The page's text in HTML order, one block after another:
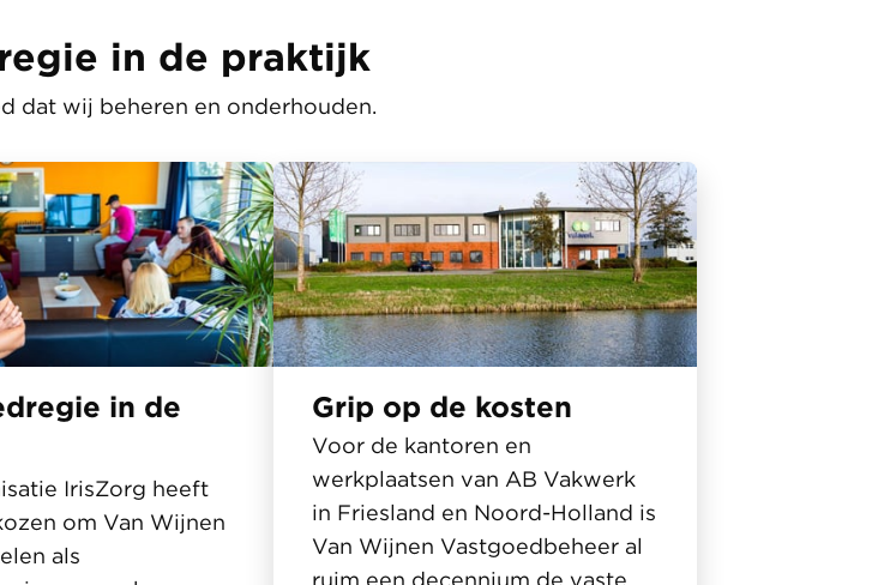
in de praktijk
dat wij beheren en onderhouden.
in de
IrisZorg heeft
om Van Wijnen
als
Grip op de kosten
Voor de kantoren en
werkplaatsen van AB Vakwerk
in Friesland en Noord-Holland is
Van Wijnen Vastgoedbeheer al
ruim een decennium de vaste